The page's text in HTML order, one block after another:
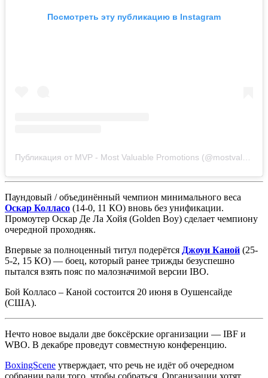
Посмотреть эту публикацию в Instagram
Паундовый / объединённый чемпион минимального веса
Оскар Колласо (14-0, 11 КО) вновь без унификации.
Промоутер Оскар Де Ла Хойя (Golden Boy) сделает чемпиону
очередной проходняк.
Впервые за полноценный титул подерётся Джоуи Каной (25-
5-2, 15 КО) — боец, который ранее трижды безуспешно
пытался взять пояс по малозначимой версии IBO.
Бой Колласо – Каной состоится 20 июня в Оушенсайде
(США).
Нечто новое выдали две боксёрские организации — IBF и
WBO. В декабре проведут совместную конференцию.
BoxingScene утверждает, что речь не идёт об очередном
собрании ради того, чтобы собраться. Организации хотят